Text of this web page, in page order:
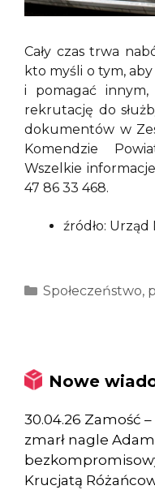
Cały czas trwa
kto myśli o tym,
i pomagać
rekrutację do
dokumentów w
Komendzie
Wszelkie
47 86 33 468.
źródło:
Kategorie
Społeczeństwo,
Nowe
30.04.26 Zamość
zmarł nagle
Krucjatą